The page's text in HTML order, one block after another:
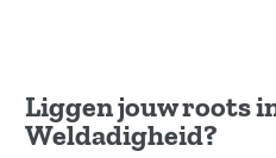
Liggen jouw roots
Weldadigheid?